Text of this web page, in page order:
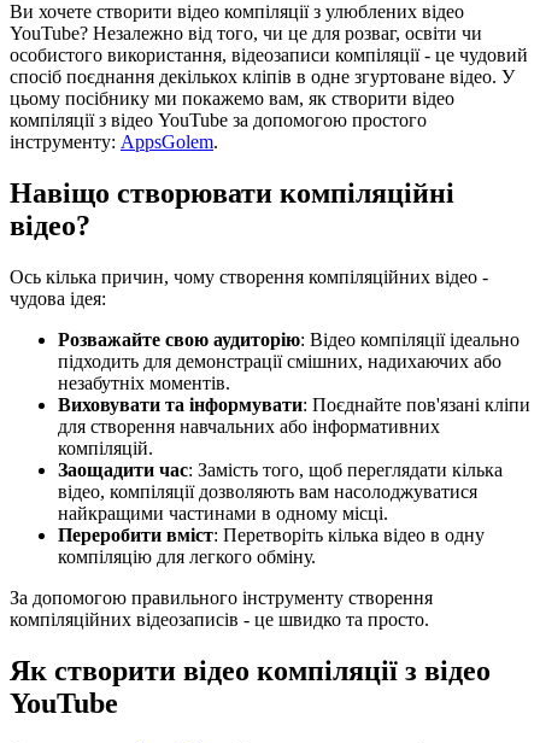
Ви хочете створити відео компіляції з улюблених відео
YouTube? Незалежно від того, чи це для розваг, освіти чи
особистого використання, відеозаписи компіляції - це чудовий
спосіб поєднання декількох кліпів в одне згуртоване відео. У
цьому посібнику ми покажемо вам, як створити відео
компіляції з відео YouTube за допомогою простого
інструменту: AppsGolem.
Навіщо створювати компіляційні
відео?
Ось кілька причин, чому створення компіляційних відео -
чудова ідея:
Розважайте свою аудиторію: Відео компіляції ідеально
підходить для демонстрації смішних, надихаючих або
незабутніх моментів.
Виховувати та інформувати: Поєднайте пов'язані кліпи
для створення навчальних або інформативних
компіляцій.
Заощадити час: Замість того, щоб переглядати кілька
відео, компіляції дозволяють вам насолоджуватися
найкращими частинами в одному місці.
Переробити вміст: Перетворіть кілька відео в одну
компіляцію для легкого обміну.
За допомогою правильного інструменту створення
компіляційних відеозаписів - це швидко та просто.
Як створити відео компіляції з відео
YouTube